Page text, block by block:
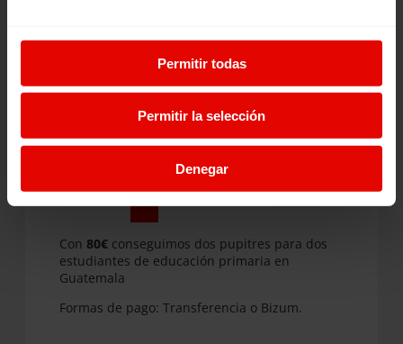
Permitir todas
Permitir la selección
Denegar
En Entreculturas queremos seguir
promoviendo el acceso a la educación y
vulnerables.
30€ 80€ 150€
Otra
Con 80€ conseguimos dos pupitres para dos
estudiantes de educación primaria en
Guatemala
Formas de pago: Transferencia o Bizum.